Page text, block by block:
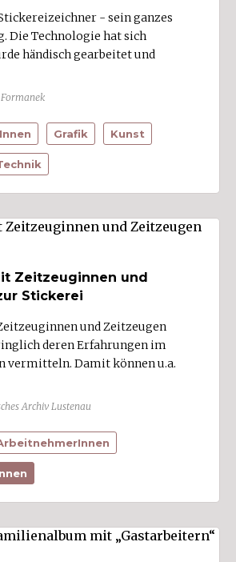
- sein ganzes
Die Technologie hat sich
händisch gearbeitet und
Grafik Kunst
Zeitzeuginnen und
Stickerei
und Zeitzeugen
deren Erfahrungen im
vermitteln. Damit können u.a.
Archiv Lustenau